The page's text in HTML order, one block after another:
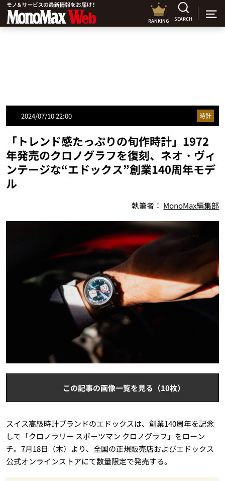
RANKING SEARCH
2024/07/10 22:00 時計
「トレンド感たっぷりの旬作時計」1972
年発売のクロノグラフを復刻、ネオ・ヴィ
ンテージな“エドックス”創業140周年モデ
ル
執筆者： MonoMax編集部
この記事の画像一覧を見る（10枚）
スイス高級時計ブランドのエドックスは、創業140周年を記念
して「クロノラリー スポーツマン クロノグラフ」をローン
チ。7月18日（木）より、全国の正規販売店およびエドックス
公式オンラインストアにて数量限定で発売する。